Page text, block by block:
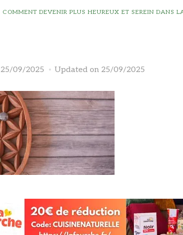
COMMENT DEVENIR PLUS HEUREUX ET SEREIN DANS
25/09/2025 Updated on 25/09/2025